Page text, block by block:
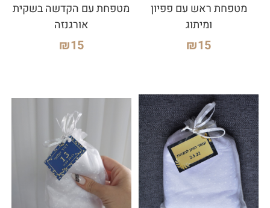
מטפחת ראש עם פפיון
ומיתוג
₪15
מטפחת עם הקדשה בשקית
אורגנזה
₪15